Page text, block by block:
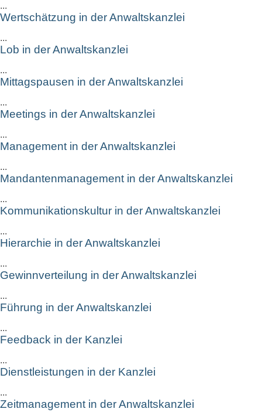
...
Wertschätzung in der Anwaltskanzlei
...
Lob in der Anwaltskanzlei
...
Mittagspausen in der Anwaltskanzlei
...
Meetings in der Anwaltskanzlei
...
Management in der Anwaltskanzlei
...
Mandantenmanagement in der Anwaltskanzlei
...
Kommunikationskultur in der Anwaltskanzlei
...
Hierarchie in der Anwaltskanzlei
...
Gewinnverteilung in der Anwaltskanzlei
...
Führung in der Anwaltskanzlei
...
Feedback in der Kanzlei
...
Dienstleistungen in der Kanzlei
...
Zeitmanagement in der Anwaltskanzlei